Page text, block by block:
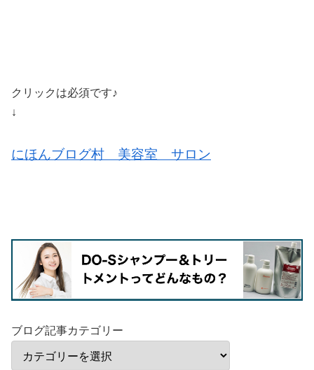
クリックは必須です♪
↓
にほんブログ村 美容室 サロン
ブログ記事カテゴリー